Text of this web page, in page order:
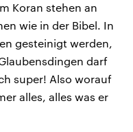
Koran stehen an
wie in der Bibel. In
gesteinigt werden,
darf
super! Also worauf
alles, alles was er